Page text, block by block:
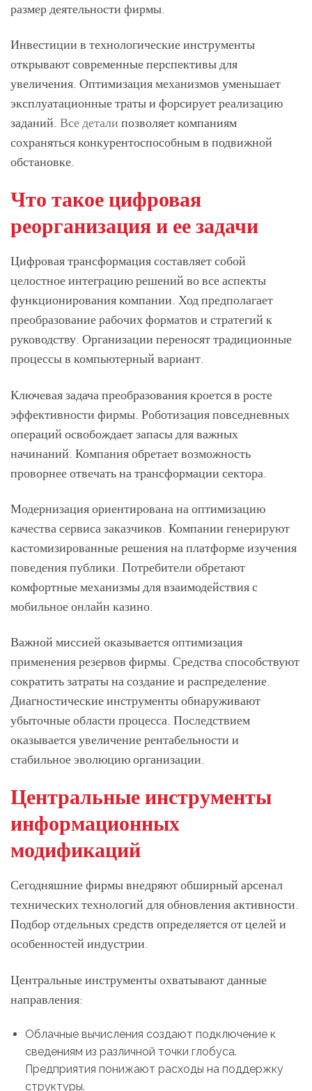
размер деятельности фирмы.
Инвестиции в технологические инструменты
открывают современные перспективы для
увеличения. Оптимизация механизмов уменьшает
эксплуатационные траты и форсирует реализацию
заданий. Все детали позволяет компаниям
сохраняться конкурентоспособным в подвижной
обстановке.
Что такое цифровая
реорганизация и ее задачи
Цифровая трансформация составляет собой
целостное интеграцию решений во все аспекты
функционирования компании. Ход предполагает
преобразование рабочих форматов и стратегий к
руководству. Организации переносят традиционные
процессы в компьютерный вариант.
Ключевая задача преобразования кроется в росте
эффективности фирмы. Роботизация повседневных
операций освобождает запасы для важных
начинаний. Компания обретает возможность
проворнее отвечать на трансформации сектора.
Модернизация ориентирована на оптимизацию
качества сервиса заказчиков. Компании генерируют
кастомизированные решения на платформе изучения
поведения публики. Потребители обретают
комфортные механизмы для взаимодействия с
мобильное онлайн казино.
Важной миссией оказывается оптимизация
применения резервов фирмы. Средства способствуют
сократить затраты на создание и распределение.
Диагностические инструменты обнаруживают
убыточные области процесса. Последствием
оказывается увеличение рентабельности и
стабильное эволюцию организации.
Центральные инструменты
информационных
модификаций
Сегодняшние фирмы внедряют обширный арсенал
технических технологий для обновления активности.
Подбор отдельных средств определяется от целей и
особенностей индустрии.
Центральные инструменты охватывают данные
направления:
Облачные вычисления создают подключение к
сведениям из различной точки глобуса.
Предприятия понижают расходы на поддержку
структуры.